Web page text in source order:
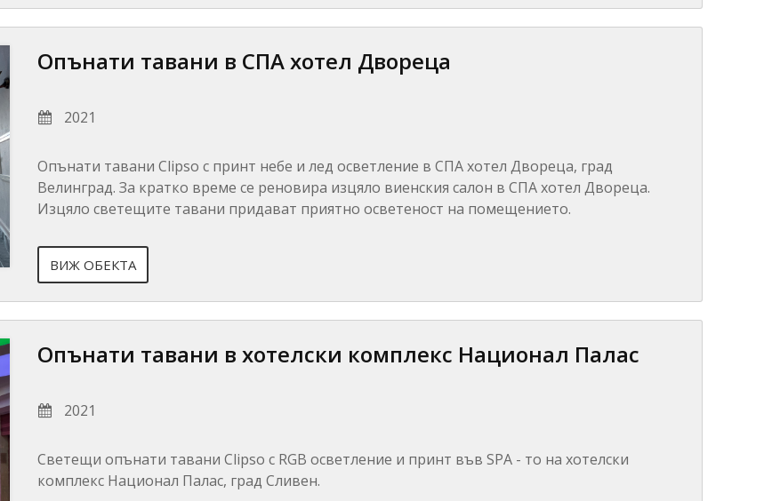
Опънати тавани в СПА хотел Двореца
2021
Опънати тавани Clipso с принт небе и лед осветление в СПА хотел Двореца, град
Велинград. За кратко време се реновира изцяло виенския салон в СПА хотел Двореца.
Изцяло светещите тавани придават приятно осветеност на помещението.
ВИЖ ОБЕКТА
Опънати тавани в хотелски комплекс Национал Палас
2021
Светещи опънати тавани Clipso с RGB осветление и принт във SPA - то на хотелски
комплекс Национал Палас, град Сливен.